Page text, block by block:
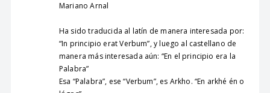
Mariano Arnal
Ha sido traducida al latín de manera interesada por:
“In principio erat Verbum”, y luego al castellano de
manera más interesada aún: “En el principio era la
Palabra”
Esa “Palabra”, ese “Verbum”, es Arkho. “En arkhé én o